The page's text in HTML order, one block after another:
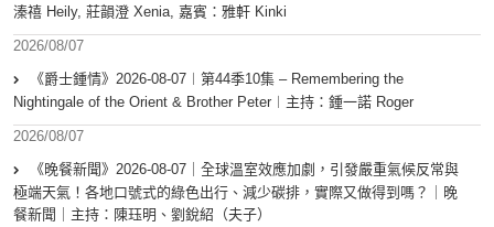
溱禧 Heily, 莊韻澄 Xenia, 嘉賓：雅軒 Kinki
2026/08/07
《爵士鍾情》2026-08-07︱第44季10集 – Remembering the
Nightingale of the Orient & Brother Peter︱主持：鍾一諾 Roger
2026/08/07
《晚餐新聞》2026-08-07｜全球溫室效應加劇，引發嚴重氣候反常與
極端天氣！各地口號式的綠色出行、減少碳排，實際又做得到嗎？｜晚
餐新聞｜主持：陳珏明、劉銳紹（夫子）